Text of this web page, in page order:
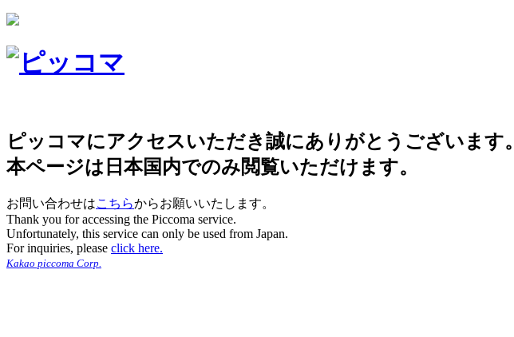
ピッコマにアクセスいただき誠にありがとうございます。
本ページは日本国内でのみ閲覧いただけます。
お問い合わせはこちらからお願いいたします。
Thank you for accessing the Piccoma service.
Unfortunately, this service can only be used from Japan.
For inquiries, please click here.
Kakao piccoma Corp.